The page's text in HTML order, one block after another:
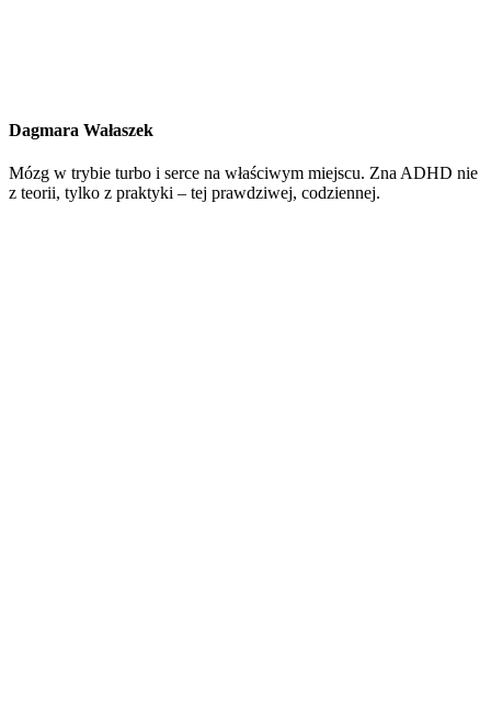
Dagmara Wałaszek
Mózg w trybie turbo i serce na właściwym miejscu. Zna ADHD nie
z teorii, tylko z praktyki – tej prawdziwej, codziennej.